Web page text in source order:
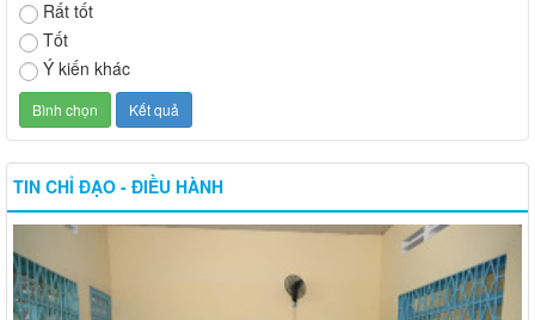
Rất tốt
Tốt
Ý kiến khác
TIN CHỈ ĐẠO - ĐIỀU HÀNH